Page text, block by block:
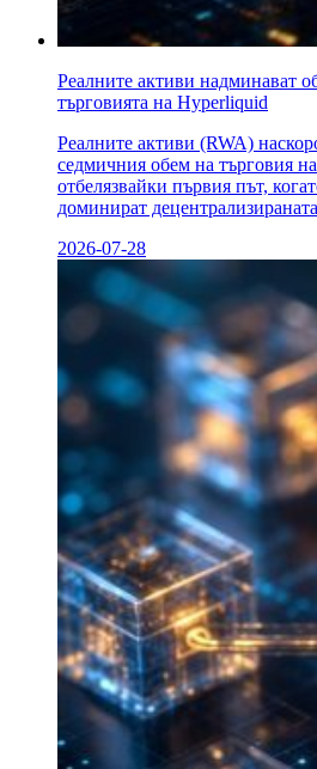
Реалните активи надминават
търговията на Hyperliquid
Реалните активи (RWA)
седмичния обем на търговия
отбелязвайки първия път,
доминират
2026-07-28